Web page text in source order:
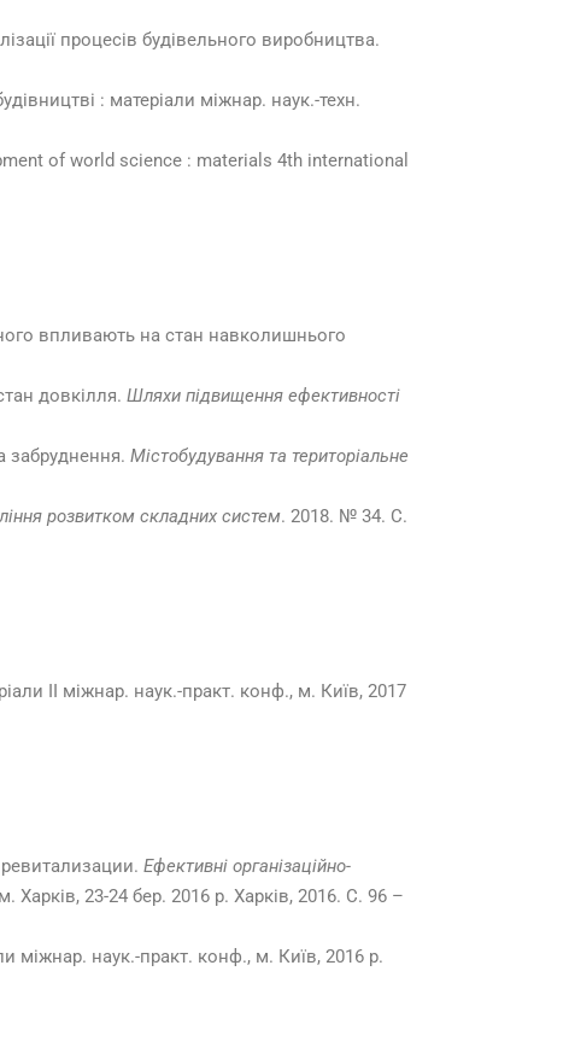
процесів будівельного виробництва.
: матеріали між­нар. наук.-техн.
of world science : materials 4th international
впливають на стан навколишнього
довкілля. Шляхи підвищення ефективності
забруднення. Містобудування та територіальне
розвитком складних систем. 2018. № 34. С.
ІІ міжнар. наук.-практ. конф., м. Київ, 2017
Ефективні організаційно-
Харків, 23-24 бер. 2016 р. Харків, 2016. С. 96 –
міжнар. наук.-практ. конф., м. Київ, 2016 р.